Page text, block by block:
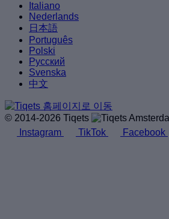
Italiano
Nederlands
日本語
Português
Polski
Русский
Svenska
中文
© 2014-2026 Tiqets
Instagram
TikTok Facebook